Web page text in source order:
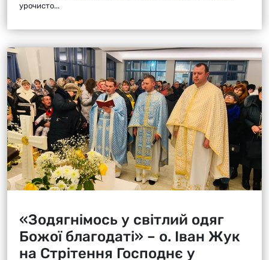
урочисто...
«Зодягнімось у світлий одяг
Божої благодаті» – о. Іван Жук
на Стрітення Господнє у